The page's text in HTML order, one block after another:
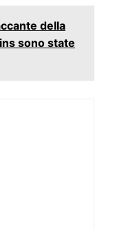
della
sono state